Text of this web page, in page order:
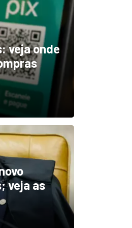
El Niño
e
de rios
veja onde
veja as